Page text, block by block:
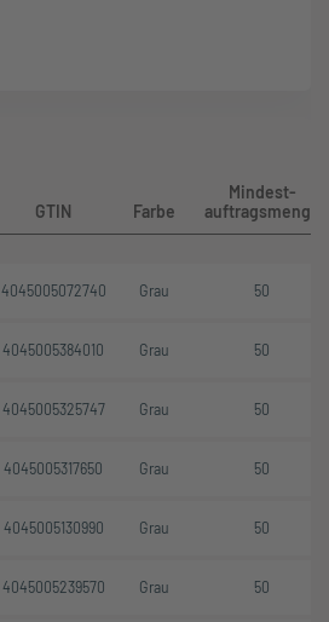
GTIN Farbe
Mindest-
auftragsmenge
4045005072740 Grau 50
4045005384010 Grau 50
4045005325747 Grau 50
4045005317650 Grau 50
4045005130990 Grau 50
4045005239570 Grau 50